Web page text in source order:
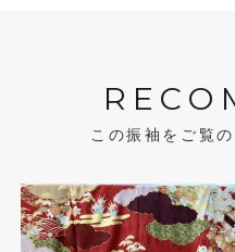
この振袖をご覧